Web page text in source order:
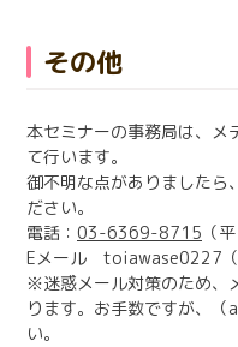
その他
本セミナーの事務局は、メ
て行います。
御不明な点がありましたら
ださい。
電話： 03-6369-8715 （
Eメール toiawase0227
※迷惑メール対策のため、
ります。お手数ですが、
い。